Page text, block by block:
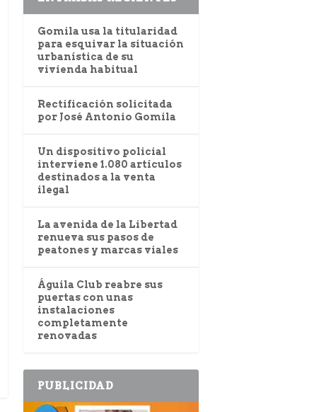
Gomila usa la titularidad
para esquivar la situación
urbanística de su
vivienda habitual
Rectificación solicitada
por José Antonio Gomila
Un dispositivo policial
interviene 1.080 artículos
destinados a la venta
ilegal
La avenida de la Libertad
renueva sus pasos de
peatones y marcas viales
Águila Club reabre sus
puertas con unas
instalaciones
completamente
renovadas
PUBLICIDAD